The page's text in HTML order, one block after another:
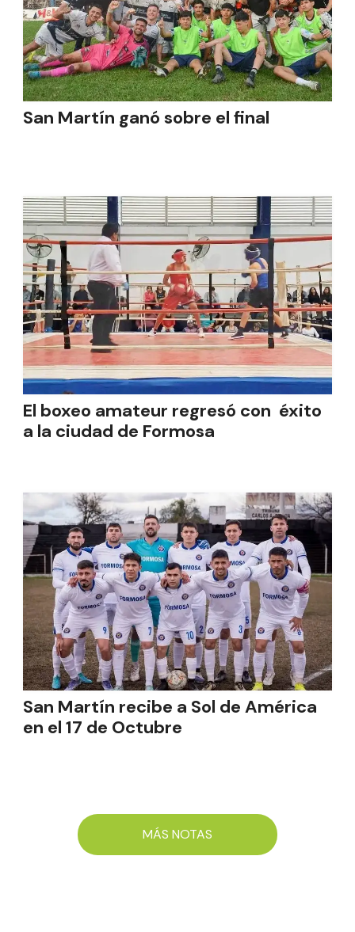
San Martín ganó sobre el final
El boxeo amateur regresó con éxito
a la ciudad de Formosa
San Martín recibe a Sol de América
en el 17 de Octubre
MÁS NOTAS